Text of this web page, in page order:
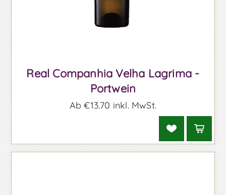
Real Companhia Velha Lagrima -
Portwein
Ab €13,70 inkl. MwSt.